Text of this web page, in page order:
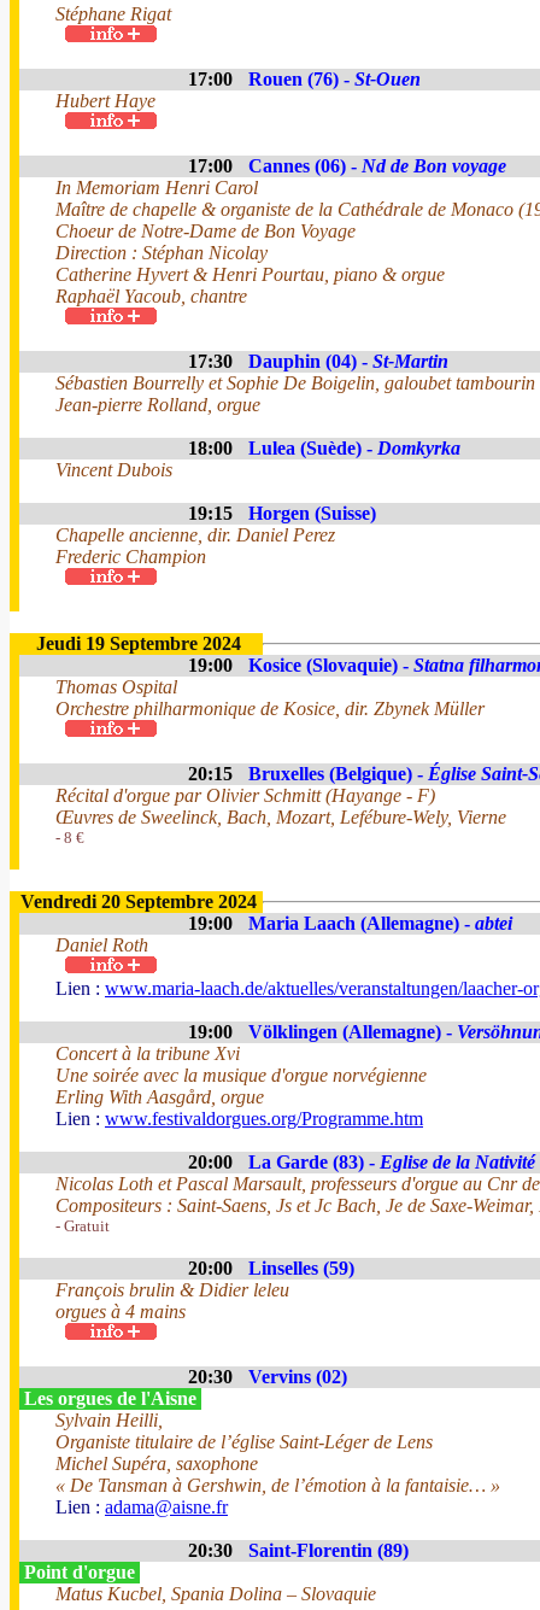
Stéphane Rigat
17:00 Rouen (76) - St-Ouen
Hubert Haye
17:00 Cannes (06) - Nd de Bon voyage
In Memoriam Henri Carol
Maître de chapelle & organiste de la Cathédrale de Monaco
Choeur de Notre-Dame de Bon Voyage
Direction : Stéphan Nicolay
Catherine Hyvert & Henri Pourtau, piano & orgue
Raphaël Yacoub, chantre
17:30 Dauphin (04) - St-Martin
Sébastien Bourrelly et Sophie De Boigelin, galoubet tambourin
Jean-pierre Rolland, orgue
18:00 Lulea (Suède) - Domkyrka
Vincent Dubois
19:15
Horgen (Suisse)
Chapelle ancienne, dir. Daniel Perez
Frederic Champion
Jeudi 19 Septembre 2024
19:00
Kosice (Slovaquie) - Statna
Thomas Ospital
Orchestre philharmonique de Kosice, dir. Zbynek Müller
20:15 Bruxelles (Belgique) - Église Saint-
Récital d'orgue par Olivier Schmitt (Hayange - F)
Œuvres de Sweelinck, Bach, Mozart, Lefébure-Wely, Vierne
- 8 €
Vendredi 20 Septembre 2024
19:00
Maria Laach (Allemagne) - abtei
Daniel Roth
Lien : www.maria-laach.de/aktuelles/veranstaltungen/laacher-
19:00 Völklingen (Allemagne) -
Concert à la tribune Xvi
Une soirée avec la musique d'orgue norvégienne
Erling With Aasgård, orgue
Lien : www.festivaldorgues.org/Programme.htm
20:00 La Garde (83) - Eglise de la Nativité
Nicolas Loth et Pascal Marsault, professeurs d'orgue au Cnr
Compositeurs : Saint-Saens, Js et Jc Bach, Je de Saxe-
- Gratuit
20:00
Linselles (59)
François brulin & Didier leleu
orgues à 4 mains
20:30
Vervins (02)
Les orgues de l'Aisne
Sylvain Heilli,
Organiste titulaire de l’église Saint-Léger de Lens
Michel Supéra, saxophone
« De Tansman à Gershwin, de l’émotion à la fantaisie… »
Lien : adama@aisne.fr
20:30
Saint-Florentin (89)
Point d'orgue
Matus Kucbel, Spania Dolina – Slovaquie